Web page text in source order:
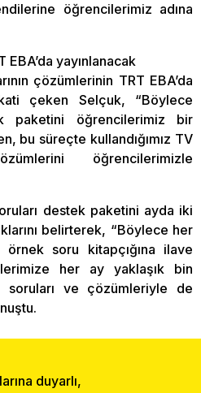
öğrencilerimiz adına
yayınlanacak
çözümlerinin TRT EBA’da
çeken Selçuk, “Böylece
paketini öğrencilerimiz bir
bu süreçte kullandığımız TV
öğrencilerimizle
destek paketini ayda iki
belirterek, “Böylece her
örnek soru kitapçığına ilave
her ay yaklaşık bin
soruları ve çözümleriyle de
duyarlı,